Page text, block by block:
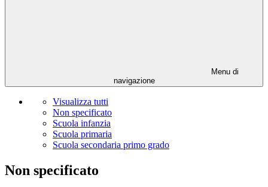
Menu di
navigazione
Visualizza tutti
Non specificato
Scuola infanzia
Scuola primaria
Scuola secondaria primo grado
Non specificato